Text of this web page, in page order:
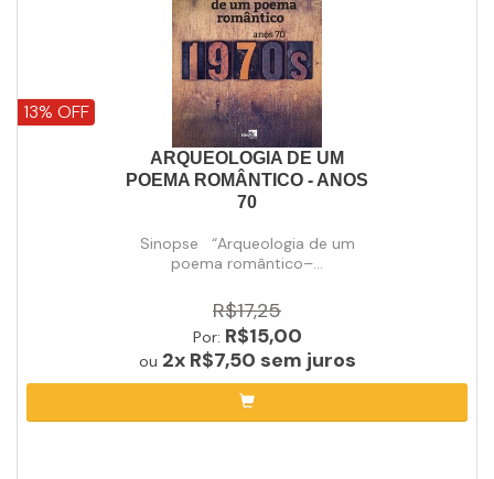
13% OFF
ARQUEOLOGIA DE UM
POEMA ROMÂNTICO - ANOS
70
Sinopse “Arqueologia de um
poema romântico–...
R$17,25
Por: R$15,00
ou 2x R$7,50 sem juros